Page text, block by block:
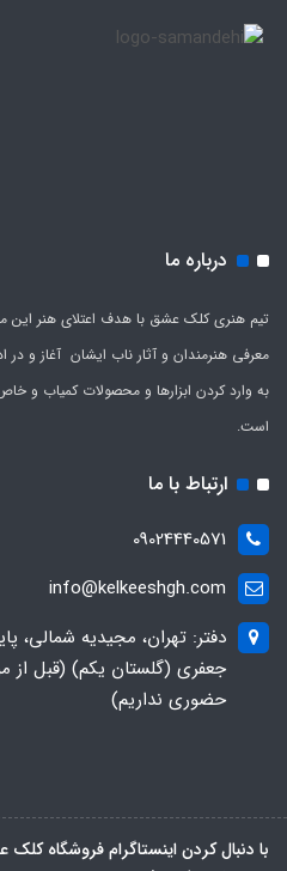
درباره ما
معرفی هنرمندان و آثار ناب ایشان آغاز و در
به وارد کردن ابزارها و محصولات کمیاب و
است.
ارتباط با ما
09024440571
info@kelkeeshgh.com
دفتر: تهران، مجیدیه شمالی،
جعفری (گلستان یکم) (قبل از
حضوری نداریم)
با دنبال کردن اینستاگرام فروشگاه